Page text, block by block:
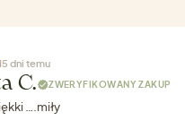
dni temu
C. ZWERYFIKOWANY ZAKUP
….miły